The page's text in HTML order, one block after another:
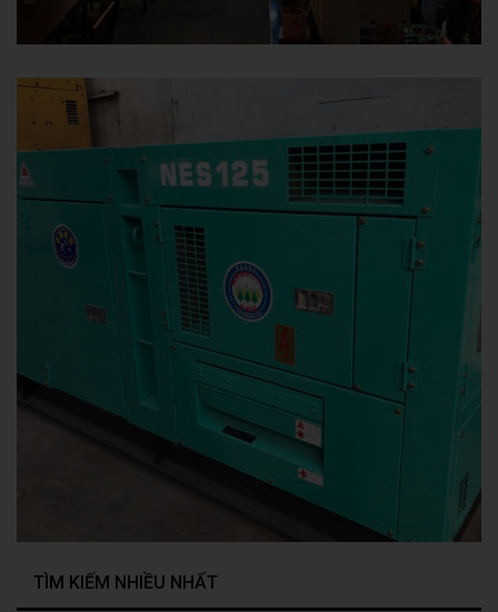
TÌM KIẾM NHIỀU NHẤT